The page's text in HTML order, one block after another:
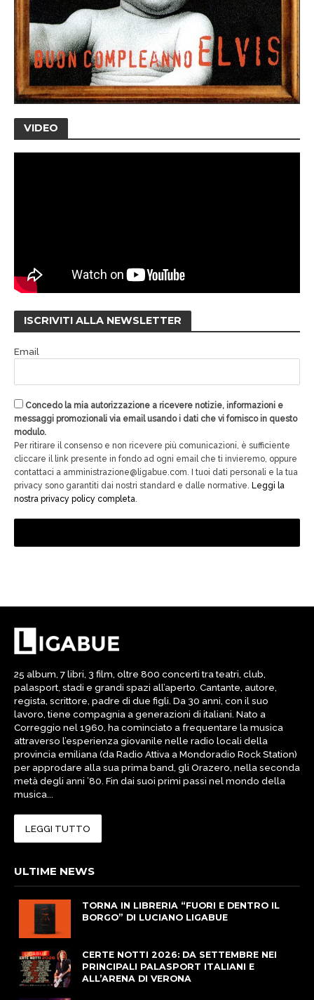
VIDEO
ISCRIVITI ALLA NEWSLETTER
Email
Concedo la mia autorizzazione a ricevere notizie, informazioni e
messaggi promozionali via email usando i dati che vi fornisco in questo
modulo.
Per ritirare il consenso e non ricevere più comunicazioni, è sufficiente
cliccare il link presente in fondo ad ogni email che ti invieremo, oppure
contattaci a amministrazione@ligabue.com. I tuoi dati personali e la tua
privacy sono garantiti dai nostri standard e dalle normative. Leggi la
nostra privacy policy completa.
25 album, 7 libri, 3 film, oltre 800 concerti tra teatri, club,
palasport, stadi e grandi spazi all’aperto. Cantante, autore,
regista, scrittore, padre di due figli. Da 30 anni, con il suo
lavoro, tiene compagnia a generazioni di italiani. Nato a
Correggio nel 1960, ha cominciato a frequentare la musica
attraverso l’esperienza giovanile nelle radio locali della
provincia emiliana (da Radio Attiva a Mondoradio Rock Station)
per approdare alla sua prima band, gli Orazero, nella seconda
metà degli anni ’80. Fin dai suoi primi passi nel mondo della
musica...
LEGGI TUTTO
ULTIME NEWS
TORNA IN LIBRERIA “FUORI E DENTRO IL
BORGO” DI LUCIANO LIGABUE
CERTE NOTTI 2026: DA SETTEMBRE NEI
PRINCIPALI PALASPORT ITALIANI E
ALL’ARENA DI VERONA